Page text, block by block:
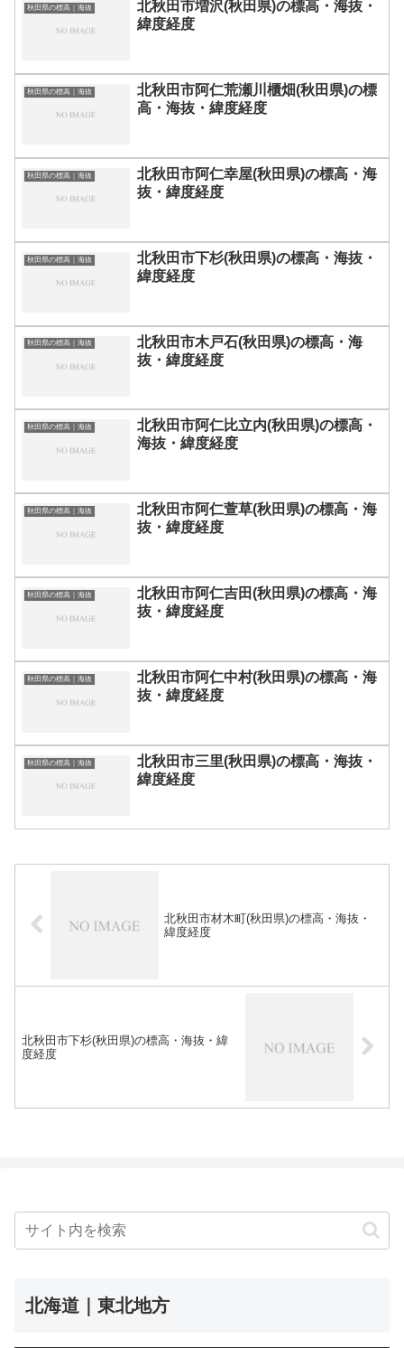
秋田県の標高｜海抜
北秋田市増沢(秋田県)の標高・海抜・
緯度経度
秋田県の標高｜海抜
北秋田市阿仁荒瀬川櫃畑(秋田県)の標
高・海抜・緯度経度
秋田県の標高｜海抜
北秋田市阿仁幸屋(秋田県)の標高・海
抜・緯度経度
秋田県の標高｜海抜
北秋田市下杉(秋田県)の標高・海抜・
緯度経度
秋田県の標高｜海抜
北秋田市木戸石(秋田県)の標高・海
抜・緯度経度
秋田県の標高｜海抜
北秋田市阿仁比立内(秋田県)の標高・
海抜・緯度経度
秋田県の標高｜海抜
北秋田市阿仁萱草(秋田県)の標高・海
抜・緯度経度
秋田県の標高｜海抜
北秋田市阿仁吉田(秋田県)の標高・海
抜・緯度経度
秋田県の標高｜海抜
北秋田市阿仁中村(秋田県)の標高・海
抜・緯度経度
秋田県の標高｜海抜
北秋田市三里(秋田県)の標高・海抜・
緯度経度
北秋田市材木町(秋田県)の標高・海抜・
緯度経度
北秋田市下杉(秋田県)の標高・海抜・緯
度経度
北海道｜東北地方